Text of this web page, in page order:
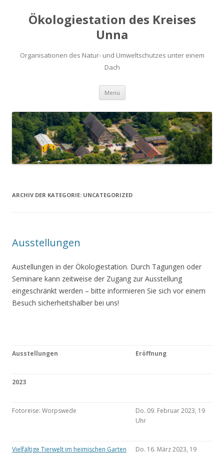
Ökologiestation des Kreises
Unna
Organisationen des Natur- und Umweltschutzes unter einem
Dach
Menü Zum
springen
ARCHIV DER KATEGORIE: UNCATEGORIZED
Ausstellungen
Austellungen in der Ökologiestation. Durch Tagungen oder
Seminare kann zeitweise der Zugang zur Ausstellung
eingeschränkt werden – bitte informieren Sie sich vor einem
Besuch sicherheitshalber bei uns!
Ausstellungen Eröffnung
2023
Fotoreise: Worpswede
Do. 09. Februar 2023, 19
Uhr
Vielfältige Tierwelt im heimischen Garten
Do. 16. März 2023, 19